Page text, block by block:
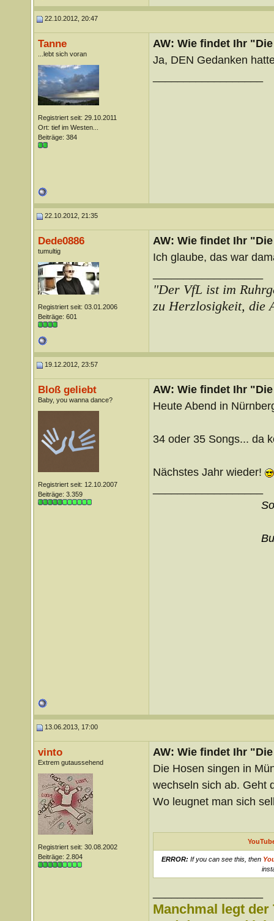
22.10.2012, 20:47
Tanne
...lebt sich voran
Registriert seit: 29.10.2011
Ort: tief im Westen...
Beiträge: 384
AW: Wie findet Ihr
Ja, DEN Gedanken
22.10.2012, 21:35
Dede0886
tumultig
Registriert seit: 03.01.2006
Beiträge: 601
AW: Wie findet Ihr
Ich glaube, das war
"Der VfL ist im
zu Herzlosigkeit, die
19.12.2012, 23:57
Bloß geliebt
Baby, you wanna dance?
Registriert seit: 12.10.2007
Beiträge: 3.359
AW: Wie findet Ihr
Heute Abend in
34 oder 35 Songs... da
Nächstes Jahr wieder!
13.06.2013, 17:00
vinto
Extrem gutaussehend
Registriert seit: 30.08.2002
Beiträge: 2.804
AW: Wie findet Ihr
Die Hosen singen in
wechseln sich ab. Geht
Wo leugnet man sich
ERROR: If you can see this, then
Manchmal legt